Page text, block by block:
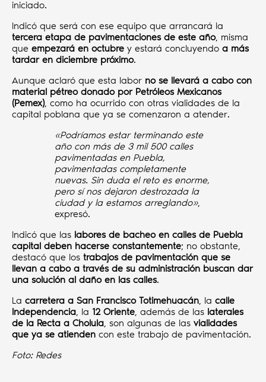
iniciado.
Indicó que será con ese equipo que arrancará la
tercera etapa de pavimentaciones de este año, misma
que empezará en octubre y estará concluyendo a más
tardar en diciembre próximo.
Aunque aclaró que esta labor no se llevará a cabo con
material pétreo donado por Petróleos Mexicanos
(Pemex), como ha ocurrido con otras vialidades de la
capital poblana que ya se comenzaron a atender.
«Podríamos estar terminando este
año con más de 3 mil 500 calles
pavimentadas en Puebla,
pavimentadas completamente
nuevas. Sin duda el reto es enorme,
pero sí nos dejaron destrozada la
ciudad y la estamos arreglando»,
expresó.
Indicó que las labores de bacheo en calles de Puebla
capital deben hacerse constantemente; no obstante,
destacó que los trabajos de pavimentación que se
llevan a cabo a través de su administración buscan dar
una solución al daño en las calles.
La carretera a San Francisco Totimehuacán, la calle
Independencia, la 12 Oriente, además de las laterales
de la Recta a Cholula, son algunas de las vialidades
que ya se atienden con este trabajo de pavimentación.
Foto: Redes